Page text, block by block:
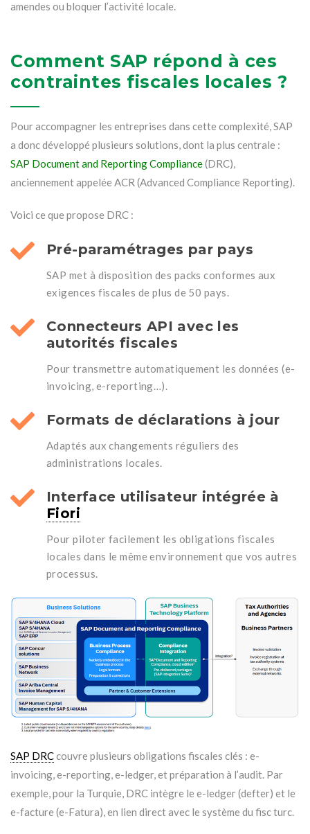
amendes ou bloquer l’activité locale.
Comment SAP répond à ces
contraintes fiscales locales ?
Pour accompagner les entreprises dans cette complexité, SAP
a donc développé plusieurs solutions, dont la plus centrale :
SAP Document and Reporting Compliance(DRC),
anciennement appelée ACR (Advanced Compliance Reporting).
Voici ce que propose DRC :
Pré-paramétrages par pays
SAP met à disposition des packs conformes aux
exigences fiscales de plus de 50 pays.
Connecteurs API avec les
autorités fiscales
Pour transmettre automatiquement les données (e-
invoicing, e-reporting…).
Formats de déclarations à jour
Adaptés aux changements réguliers des
administrations locales.
Interface utilisateur intégrée à
Fiori
Pour piloter facilement les obligations fiscales
locales dans le même environnement que vos autres
processus.
SAP DRCcouvre plusieurs obligations fiscales clés : e-
invoicing, e-reporting, e-ledger, et préparation à l’audit. Par
exemple, pour la Turquie, DRC intègre le e-ledger (defter) et le
e-facture (e-Fatura), en lien direct avec le système du fisc turc.